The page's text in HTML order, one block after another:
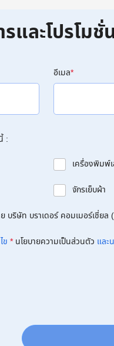
รและโปรโม
อีเมล*
:
เครื่องพิมพ์
จักรเย็บผ้า
ริษัท บราเดอร์ คอมเมอร์เชี่ย
ข * นโยบายความเป็นส่วนตัว และ